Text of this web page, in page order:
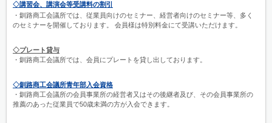
◇講習会、講演会等受講料の割引
・釧路商工会議所では、従業員向けのセミナー、経営者向けのセミナー等、多く
のセミナーを開催しております。 会員様は特別料金にて受講いただけます。
◇プレート貸与
・釧路商工会議所では、会員にプレートを貸し出しております。
◇釧路商工会議所青年部入会資格
・釧路商工会議所の会員事業所の経営者又はその後継者及び、その会員事業所の
推薦のあった従業員で50歳未満の方が入会できます。